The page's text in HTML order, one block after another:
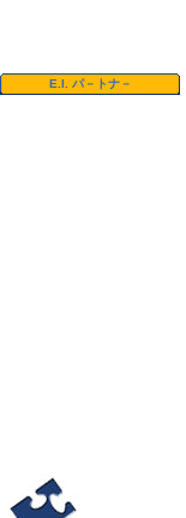
E.I. パ－トナ－